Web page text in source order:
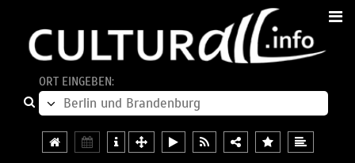
ORT EINGEBEN: